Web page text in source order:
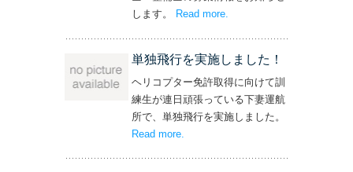
します。
Read more
単独飛行を実施しました！
ヘリコプター免許取得に向けて訓
練生が連日頑張っている下妻運航
所で、単独飛行を実施しました。
Read more– ‘単独飛行を実施しました！’
.